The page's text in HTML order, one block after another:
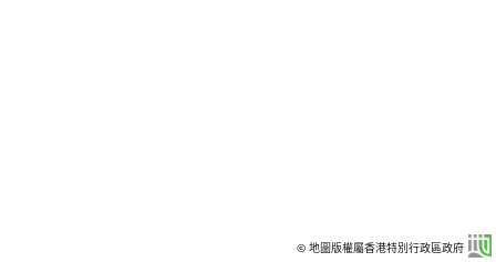
© 地圖版權屬香港特別行政區政府